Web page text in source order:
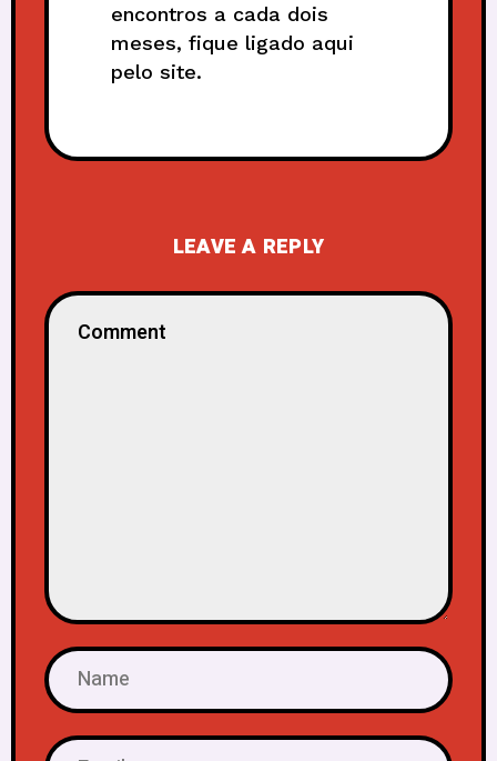
encontros a cada dois
meses, fique ligado aqui
pelo site.
LEAVE A REPLY